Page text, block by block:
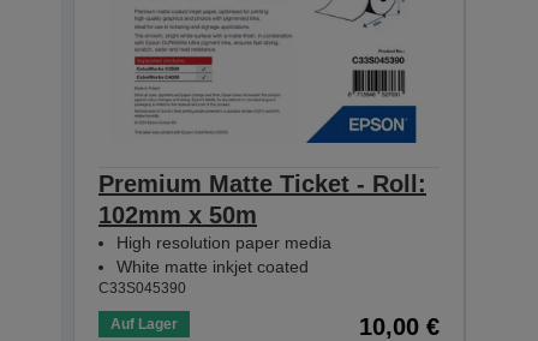
Premium Matte Ticket - Roll:
102mm x 50m
High resolution paper media
White matte inkjet coated
C33S045390
Auf Lager 10,00 €